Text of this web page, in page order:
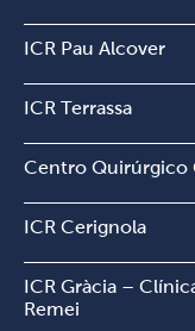
ICR Pau Alcover
ICR Terrassa
Centro Quirúrgico
ICR Cerignola
ICR Gràcia –
Remei